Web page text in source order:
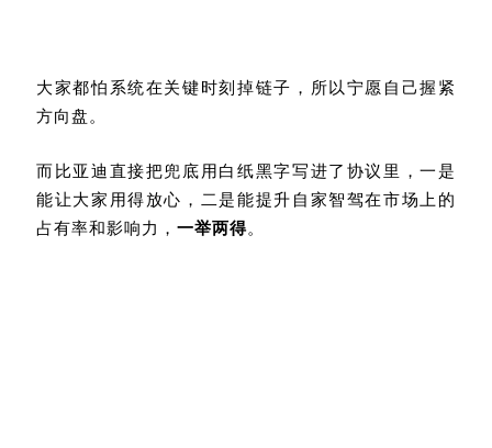
大家都怕系统在关键时刻掉链子，所以宁愿自己握紧
方向盘 。
而比亚迪直接把兜底用白纸黑字写进了协议里，一是
能让大家用得放心，二是能提升自家智驾在市场上的
占有率和影响力， 一举两得。